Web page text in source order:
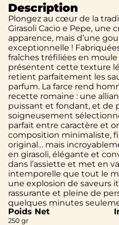
Description
Plongez au cœur de la
Girasoli Cacio e Pepe, une
apparence, mais d’une
exceptionnelle !
fraîches tréfiliées en moule
présentent cette texture
retient parfaitement les
parfum. La farce rend
recette romaine : une
puissant et fondant, et de
soigneusement
parfait entre caractère et
composition minimaliste,
original… mais
en girasoli, élégante et
dans l’assiette et met en
intemporelle que tout le
une explosion de saveurs
rassurante et pleine de
quelques minutes
Poids Net
250 gr